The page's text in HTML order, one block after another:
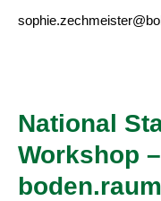
National
Workshop –